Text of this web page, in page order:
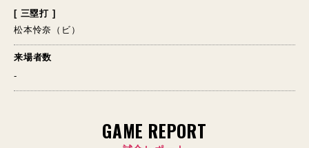
[ 三塁打 ]
松本怜奈（ビ）
来場者数
-
GAME REPORT